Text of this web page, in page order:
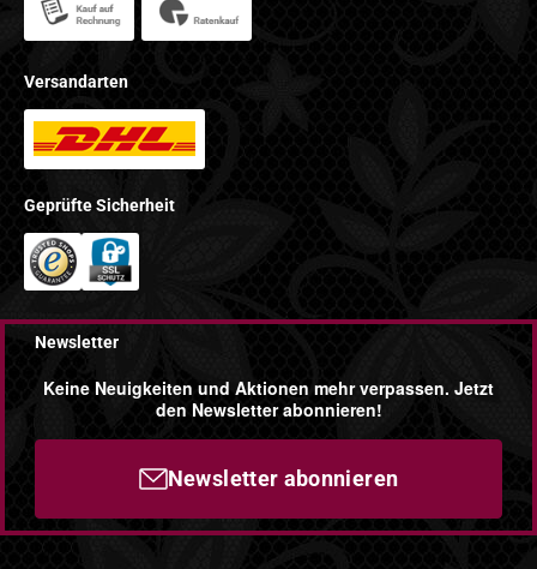
Versandarten
Geprüfte Sicherheit
Newsletter
Keine Neuigkeiten und Aktionen mehr verpassen. Jetzt
den Newsletter abonnieren!
Newsletter abonnieren